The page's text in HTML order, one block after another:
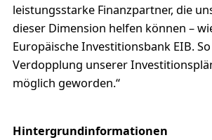
leistungsstarke Finanzpartner, die
dieser Dimension helfen können –
Europäische Investitionsbank EIB.
Verdopplung unserer
möglich geworden.“
Hintergrundinformationen